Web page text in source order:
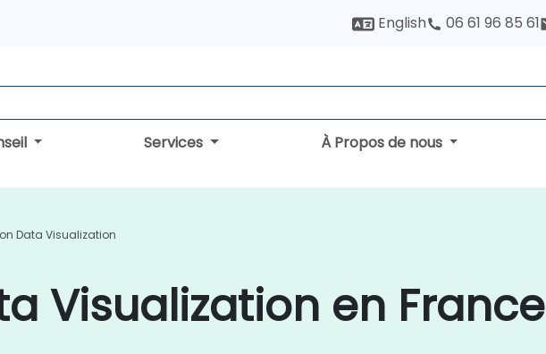
English 06 61 96 85 61
Services À Propos de nous
Data Visualization
Visualization en France